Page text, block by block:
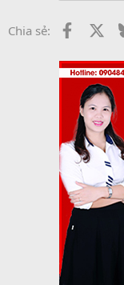
Chia sẻ: